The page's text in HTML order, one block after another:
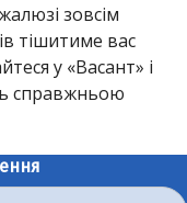
зовсім
тішитиме вас
у «Васант» і
справжньою